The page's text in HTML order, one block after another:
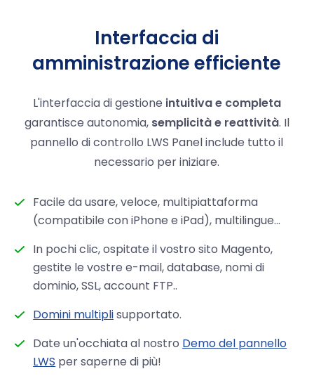
Interfaccia di
amministrazione efficiente
L'interfaccia di gestione intuitiva e completa
garantisce autonomia, semplicità e reattività. Il
pannello di controllo LWS Panel include tutto il
necessario per iniziare.
Facile da usare, veloce, multipiattaforma
(compatibile con iPhone e iPad), multilingue...
In pochi clic, ospitate il vostro sito Magento,
gestite le vostre e-mail, database, nomi di
dominio, SSL, account FTP..
Domini multiplisupportato.
Date un'occhiata al nostro Demo del pannello
LWS per saperne di più!